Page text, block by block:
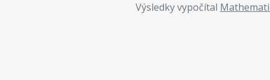
Výsledky vypočítal